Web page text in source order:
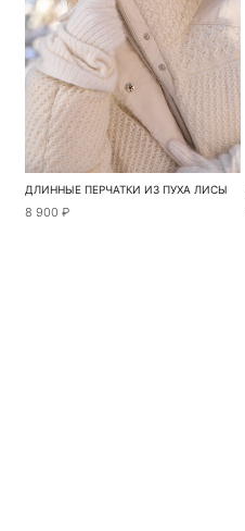
ДЛИННЫЕ ПЕРЧАТКИ ИЗ ПУХА ЛИСЫ
8 900 ₽